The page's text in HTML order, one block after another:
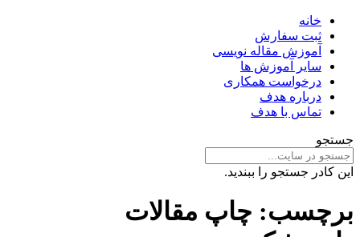
خانه
ثبت سفارش
آموزش مقاله نویسی
سایر آموزش ها
درخواست همکاری
درباره هدف
تماس با هدف
جستجو
این کادر جستجو را ببندید.
برچسب: چاپ مقالات